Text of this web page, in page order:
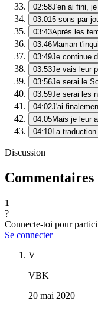
02:58J'en ai fini,
03:015 sons par
03:43Après les
03:46Maman
03:49Je continue
03:53Je vais leur
03:56Je serai le
03:59Je serai les
04:02J'ai
04:05Mais je leur
04:10La
Discussion
Commentaires
1
?
Connecte-toi pour
Se connecter
V
VBK
20 mai 2020